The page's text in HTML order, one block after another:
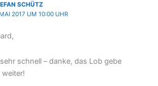
SCHÜTZ
2017 UM 10:00 UHR
schnell – danke, das Lob gebe
weiter!